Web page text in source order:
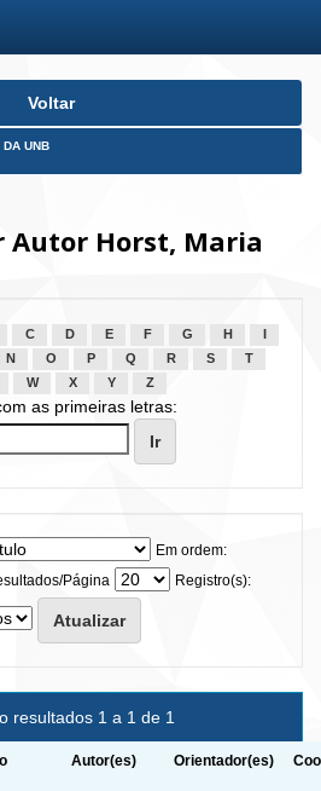
Voltar
DA UNB
Autor Horst, Maria
C D E F G H
N O P Q R S
T
W X Y Z
as primeiras letras:
Em ordem:
Página
Registro(s):
resultados 1 a 1 de 1
Autor(es) Orientador(es)